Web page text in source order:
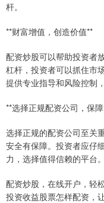
杆。
**财富增值，创造价值**
配资炒股可以帮助投资者
杠杆，投资者可以抓住市
提供专业指导和风险控制
**选择正规配资公司，保
选择正规的配资公司至关
安全有保障。投资者应仔
力，选择值得信赖的平台。
配资炒股，在线开户，轻
投资收益股票怎样配资，